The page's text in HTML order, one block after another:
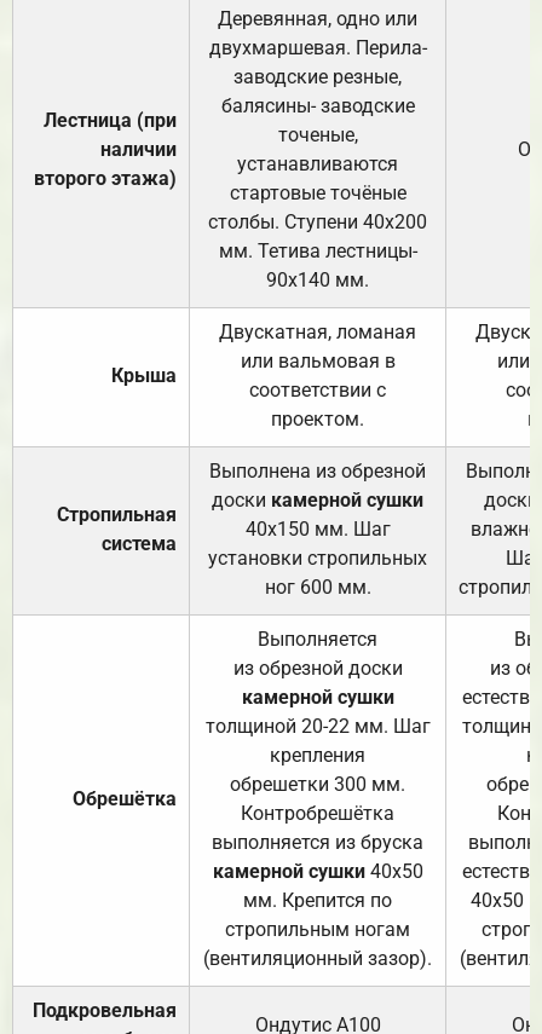
Лестница (при
наличии
второго этажа)
Деревянная, одно или
двухмаршевая. Перила-
заводские резные,
балясины- заводские
точеные,
устанавливаются
стартовые точёные
столбы. Ступени 40х200
мм. Тетива лестницы-
90х140 мм.
Крыша
Двускатная, ломаная
или вальмовая в
соответствии с
проектом.
или
Стропильная
система
Выполнена из обрезной
доски камерной сушки
40х150 мм. Шаг
установки стропильных
ног 600 мм.
доски
Обрешётка
Выполняется
из обрезной доски
камерной сушки
толщиной 20-22 мм. Шаг
крепления
обрешетки 300 мм.
Контробрешётка
выполняется из бруска
камерной сушки40х50
мм. Крепится по
стропильным ногам
(вентиляционный зазор).
из
40х50
Подкровельная
Ондутис А100